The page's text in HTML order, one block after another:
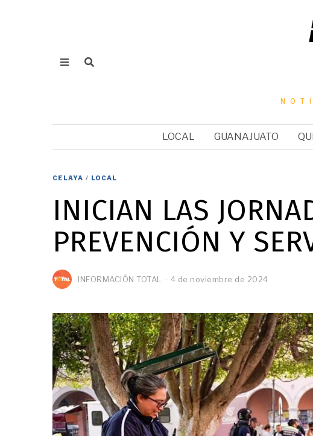
LOCAL GUANAJUATO
CELAYA / LOCAL
INICIAN LAS
PREVENCIÓN Y
INFORMACIÓN TOTAL 4 de noviembre de 2024